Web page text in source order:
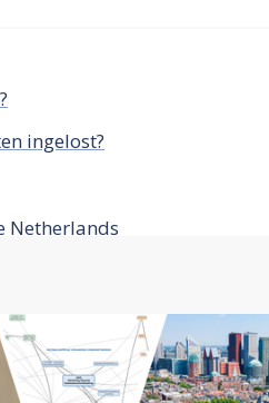
ingelost?
Netherlands